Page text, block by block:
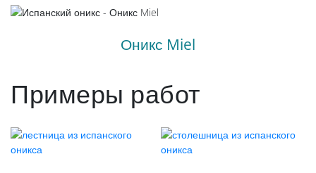
Белый гранит
Бело-голубой гранит
Бело-серый
Разноцветный
Оникс
ПРОДУКЦИЯ
Столешницы из кварца
Изделия из мрамора
Подоконники из камня
УХОД ЗА КАМНЕМ
Оникс Miel
Примеры работ